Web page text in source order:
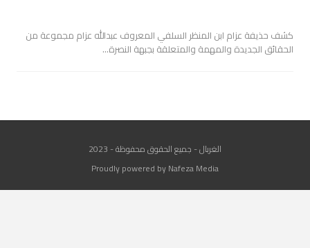
كشف حذيفة عزام ابن المنظر السلفي المعروف عبدالله عزام مجموعة من
الحقائق الجديدة والمهمة والمتعلقة بجبهة النصرة…
الغربال - جميع الحقوق محفوظة - 2023
Proudly powered by Nafeza Media